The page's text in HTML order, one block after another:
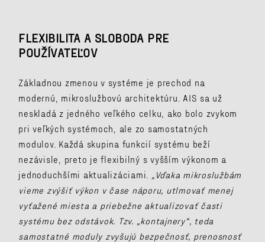
FLEXIBILITA A SLOBODA PRE
POUŽÍVATEĽOV
Základnou zmenou v systéme je prechod na
modernú, mikroslužbovú architektúru. AIS sa už
neskladá z jedného veľkého celku, ako bolo zvykom
pri veľkých systémoch, ale zo samostatných
modulov. Každá skupina funkcií systému beží
nezávisle, preto je flexibilný s vyšším výkonom a
jednoduchšími aktualizáciami. „Vďaka mikroslužbám
vieme zvýšiť výkon v čase náporu, utlmovať menej
vyťažené miesta a priebežne aktualizovať časti
systému bez odstávok. Tzv. „kontajnery“, teda
samostatné moduly zvyšujú bezpečnosť, prenosnosť